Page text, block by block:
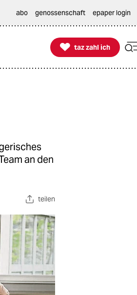
abo genossenschaft epaper login

taz zahl ich
taz zahl ich
an den
teilen